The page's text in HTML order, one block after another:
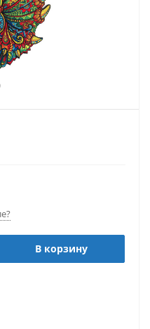
В корзину